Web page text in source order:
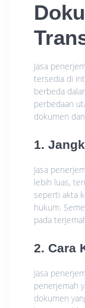
Jasa
tersedia di
berbeda
perbedaan
dokumen
1.
Jasa
lebih luas,
seperti akta
hukum.
pada
2. Cara
Jasa
penerjemah
dokumen